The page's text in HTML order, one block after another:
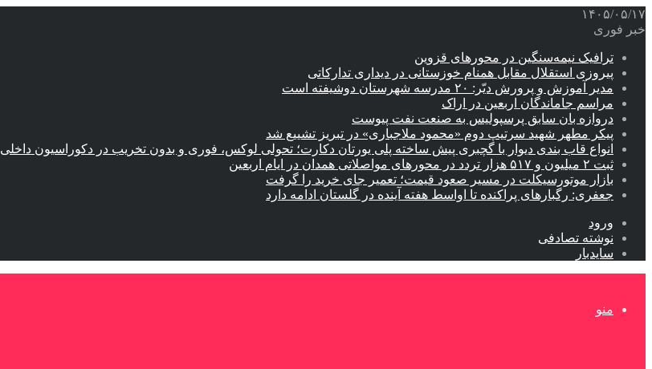
۱۴۰۵/۰۵/۱۷
خبر فوری
ترافیک نیمه‌سنگین در محورهای قزوین
پیروزی استقلال مقابل همنام خوزستانی در دیداری تدارکاتی
مدیر آموزش و پرورش دیّر: ۲۰ مدرسه شهرستان دوشیفته است
مراسم جاماندگان اربعین در اراک
دروازه بان سابق پرسپولیس به صنعت نفت پیوست
پیکر مطهر شهید سرتیپ دوم «محمود ملاجباری» در تبریز تشییع شد
انواع قاب بندی دیوار با گچبری پیش ساخته پلی یورتان دکارت؛ تحولی لوکس، فوری و بدون تخریب در دکوراسیون داخلی
ثبت ۲ میلیون و ۵۱۷ هزار تردد در محورهای مواصلاتی همدان در ایام اربعین
بازار موتورسیکلت در مسیر صعود قیمت؛ تعمیر جای خرید را گرفت
جعفری: رگبارهای پراکنده تا اواسط هفته آینده در گلستان ادامه دارد
ورود
نوشته تصادفی
سایدبار
منو